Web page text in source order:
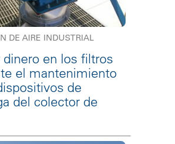
DE AIRE INDUSTRIAL
dinero en los filtros
el mantenimiento
de
del colector de